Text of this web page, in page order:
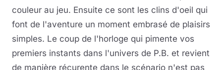
couleur au jeu. Ensuite ce sont les clins d'oeil qui
font de l'aventure un moment embrasé de plaisirs
simples. Le coup de l'horloge qui pimente vos
premiers instants dans l'univers de P.B. et revient
de manière récurente dans le scénario n'est pas